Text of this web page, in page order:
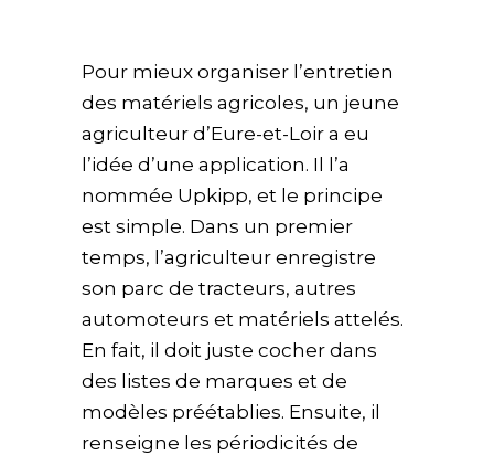
Pour mieux organiser l’entretien
des matériels agricoles, un jeune
agriculteur d’Eure-et-Loir a eu
l’idée d’une application. Il l’a
nommée Upkipp, et le principe
est simple. Dans un premier
temps, l’agriculteur enregistre
son parc de tracteurs, autres
automoteurs et matériels attelés.
En fait, il doit juste cocher dans
des listes de marques et de
modèles préétablies. Ensuite, il
renseigne les périodicités de